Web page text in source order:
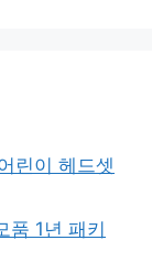
린이 헤드셋
품 1년 패키